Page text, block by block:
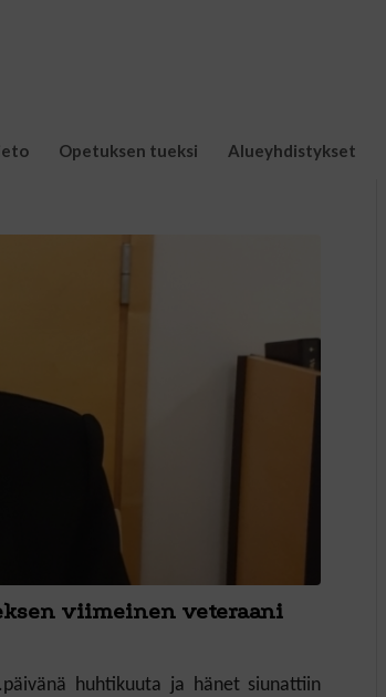
Opetuksen tueksi Alueyhdistykset
viimeinen veteraani
huhtikuuta ja hänet siunattiin